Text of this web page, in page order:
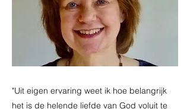
"Uit eigen ervaring weet ik hoe belangrijk
het is de helende liefde van God voluit te